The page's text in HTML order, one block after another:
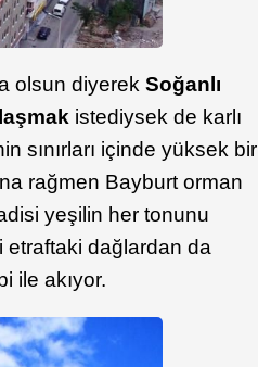
olsun diyerekSoğanlı
istediysek de karlı
sınırları içinde yüksek bir
rağmen Bayburt orman
yeşilin her tonunu
etraftaki dağlardan da
ile akıyor.